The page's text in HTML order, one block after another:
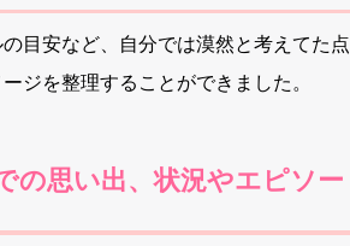
目安など、自分では漠然と考えてた点
ジを整理することができました。
の思い出、状況やエピソー